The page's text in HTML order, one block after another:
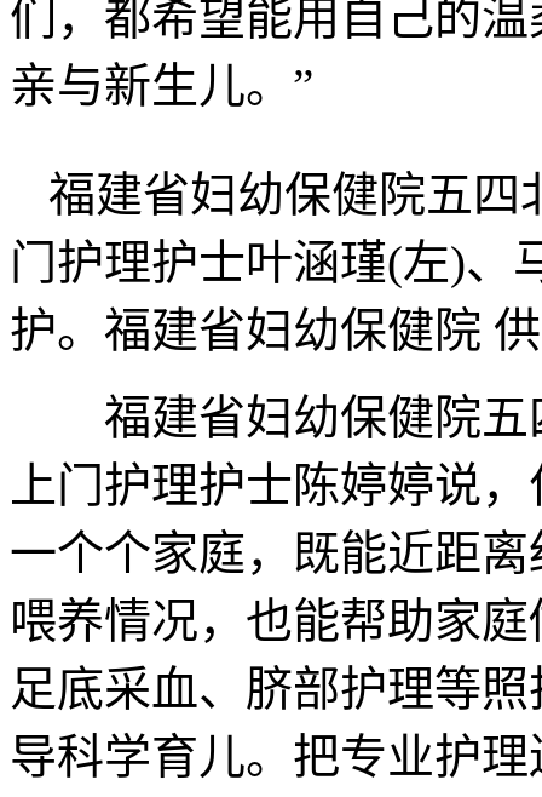
们，都希望能用自己的
亲与新生儿。”
福建省妇幼保健院五四
门护理护士叶涵瑾(左)、
护。福建省妇幼保健院
福建省妇幼保健院五
上门护理护士陈婷婷说
一个个家庭，既能近距
喂养情况，也能帮助家
足底采血、脐部护理等
导科学育儿。把专业护